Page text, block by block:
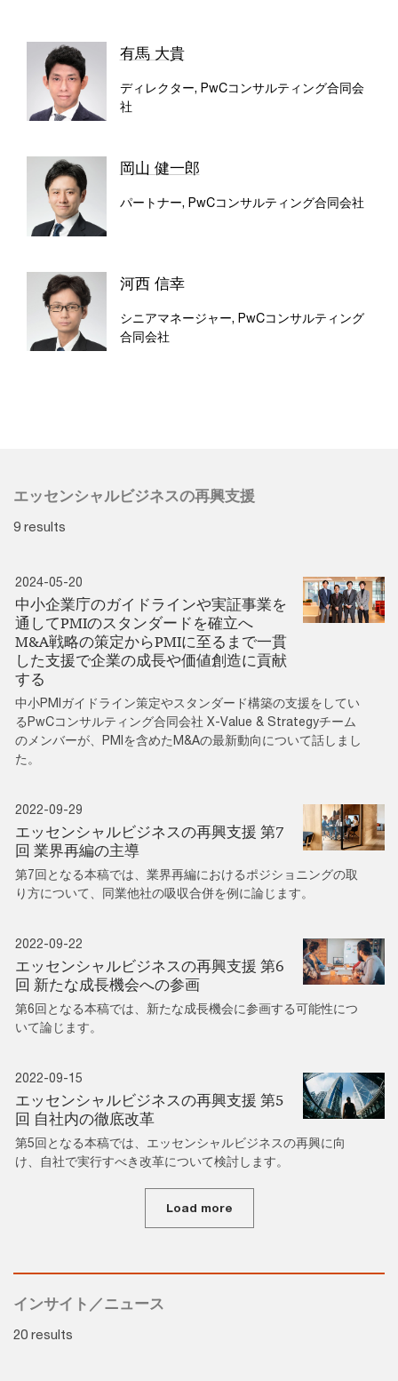
有馬 大貴
ディレクター, PwCコンサルティング合同会
社
岡山 健一郎
パートナー, PwCコンサルティング合同会社
河西 信幸
シニアマネージャー, PwCコンサルティング
合同会社
エッセンシャルビジネスの再興支援
9 results
2024-05-20
中小企業庁のガイドラインや実証事業を
通してPMIのスタンダードを確立へ
M&A戦略の策定からPMIに至るまで一貫
した支援で企業の成長や価値創造に貢献
する
中小PMIガイドライン策定やスタンダード構築の支援をしてい
るPwCコンサルティング合同会社 X-Value & Strategyチーム
のメンバーが、PMIを含めたM&Aの最新動向について話しまし
た。
2022-09-29
エッセンシャルビジネスの再興支援 第7
回 業界再編の主導
第7回となる本稿では、業界再編におけるポジショニングの取
り方について、同業他社の吸収合併を例に論じます。
2022-09-22
エッセンシャルビジネスの再興支援 第6
回 新たな成長機会への参画
第6回となる本稿では、新たな成長機会に参画する可能性につ
いて論じます。
2022-09-15
エッセンシャルビジネスの再興支援 第5
回 自社内の徹底改革
第5回となる本稿では、エッセンシャルビジネスの再興に向
け、自社で実行すべき改革について検討します。
Load more
インサイト／ニュース
20 results